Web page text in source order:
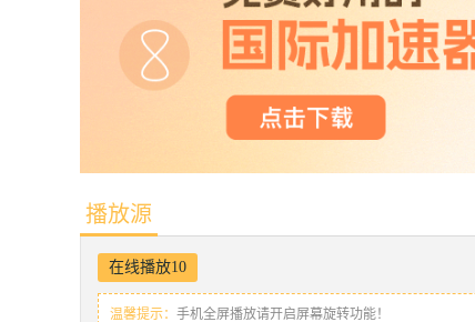
播放源
在线播放10
温馨提示： 手机全屏播放请开启屏幕旋转功能！